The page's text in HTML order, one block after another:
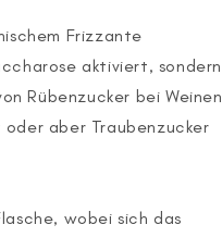
Frizzante
aktiviert, sondern
Rübenzucker bei Weinen
aber Traubenzucker
wobei sich das